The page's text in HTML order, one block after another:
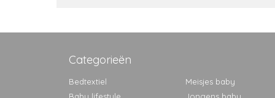
Categorieën
Bedtextiel
Meisjes baby